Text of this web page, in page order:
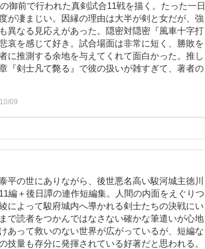
御前で行われた真剣試合11戦を描く。たった一日
が凄まじい。因縁の理由は大半が剣と女だが、強
異なる見応えがあった。隠密対隠密『風車十字打
哀を感じて好き。試合場面は非常に短く、勝敗を
に推測する余地を与えてくれて面白かった。推し
『剣士凡て斃る』で彼の扱いが雑すぎて、著者の
09
平の世にありながら、後世悪名高い駿河城主徳川
編＋後日譚の連作短編集。人間の内面をえぐりつ
によって駿府城内へ導かれる剣士たちの決戦にい
で読者をつかんではなさない確かな筆遣いが心地
あって救いのない世界が広がっているが、短編な
技量も存分に発揮されている好著だと思われる。